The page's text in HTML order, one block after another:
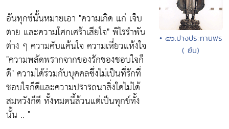
อันทุกข์นั้นหมายเอา "ความเกิด แก่ เจ็บ
ตาย และความโศกเศร้าเสียใจ"พิไรรำพัน
ต่าง ๆ ความคับแค้นใจ ความเหี่ยวแห้งใจ
"ความพลัดพรากจากของรักของชอบใจก็
ดี"ความได้ร่วมกับบุคคลซึ่งไม่เป็นที่รักที่
ชอบใจก็ดีและความปรารถนาสิ่งใดไม่ได้
สมหวังก็ดี ทั้งหมดนี้ล้วนแต่เป็นทุกข์ทั้ง
นั้น .. "
• ๕๖.ปางประทานพร
( ยืน)